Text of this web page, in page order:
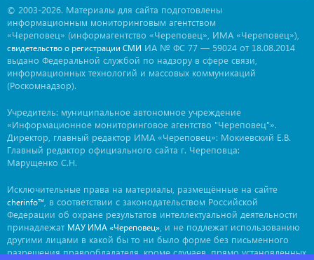
© 2003-2026. Материалы для сайта подготовлены
информационным мониторинговым агентством
«Череповец» (информагентство «Череповец», ИМА «Череповец»),
свидетельство о регистрации СМИ ИА № ФС 77 — 59024 от 18.08.2014
выдано Федеральной службой по надзору в сфере связи,
информационных технологий и массовых коммуникаций
(Роскомнадзор).
Учредитель: муниципальное автономное учреждение
«Информационное мониторинговое агентство "Череповец"».
Директор, главный редактор ИМА «Череповец»: Мокиевский Е.В.
Главный редактор официального сайта г. Череповца:
Марущенко С.Н.
Исключительные права на материалы, размещённые на сайте
cherinfo™ , в соответствии с законодательством Российской
Федерации об охране результатов интеллектуальной деятельности
принадлежат МАУ ИМА «Череповец» , и не подлежат использованию
другими лицами в какой бы то ни было форме без письменного
разрешения правообладателя, кроме случаев, прямо установленных